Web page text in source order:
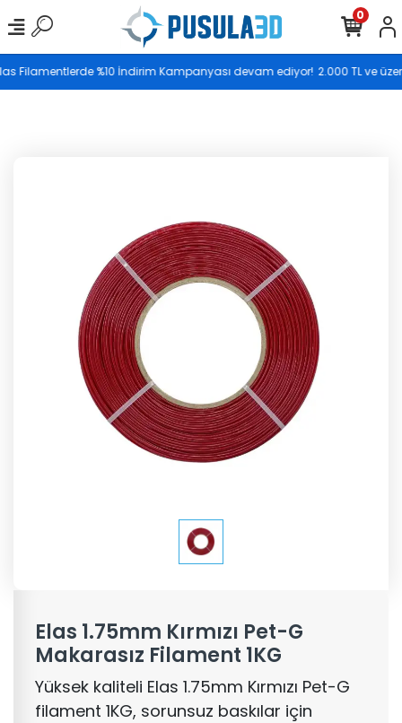
Saat 17.00’ye kadar vereceğiniz siparişler aynı gün
kargoya teslim edilir.%10 İndirim Kampanyası devam ediyor! 2.000 TL ve üzeri
0
Elas 1.75mm Kırmızı Pet-G
Makarasız Filament 1KG
Yüksek kaliteli Elas 1.75mm Kırmızı Pet-G
filament 1KG, sorunsuz baskılar için